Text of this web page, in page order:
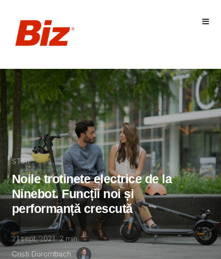
STIRI
Noile trotinete electrice de la
Ninebot. Funcții noi și
performanță crescută
21 sept. 2021 2min
Cristi Dorombach